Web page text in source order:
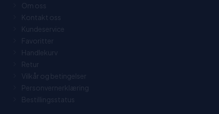
Om oss
Kontakt oss
Kundeservice
Favoritter
Handlekurv
Retur
Vilkår og betingelser
Personvernerklæring
Bestillingsstatus